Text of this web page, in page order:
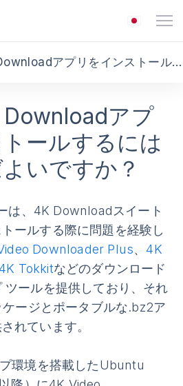
Linuxに4K Downloadアプリをインストールするにはどうすればよいですか？
アプ
ールするには
いですか？
は、4K Downloadスイート
ールする際に問題を経験し
Downloader Plus、4K
Tokkitなどのダウンロード
ツールを提供しており、それ
ージとポータブルな.bz2ア
れています。
環境を搭載したUbuntu